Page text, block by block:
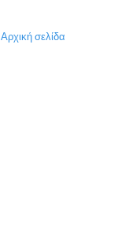
Αρχική σελίδα